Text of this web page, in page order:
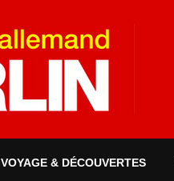
VOYAGE & DÉCOUVERTES